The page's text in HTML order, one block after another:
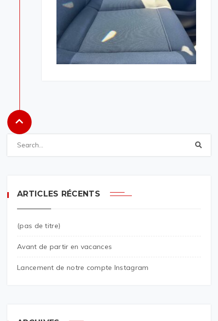
ARTICLES RÉCENTS
(pas de titre)
Avant de partir en vacances
Lancement de notre compte Instagram